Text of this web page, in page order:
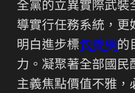
全黨的立異實際武裝
導實行任務系統，更
明白進步標包養網的
力。凝聚著全部國民
主義焦點價值不雅，